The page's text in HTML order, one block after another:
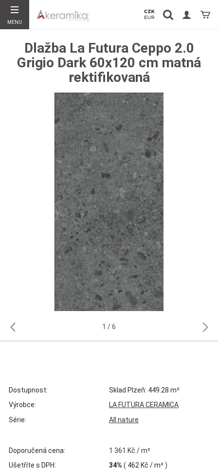
MENU
Vyhledávání Košík
Dlažba La Futura Ceppo 2.0
Grigio Dark 60x120 cm matná
rektifikovaná
1 6
Dostupnost:
Sklad Plzeň: 449.28 m²
Výrobce:
LA FUTURA CERAMICA
Série:
All nature
Doporučená cena:
1 361 Kč / m²
Ušetříte s DPH:
34% ( 462 Kč / m² )